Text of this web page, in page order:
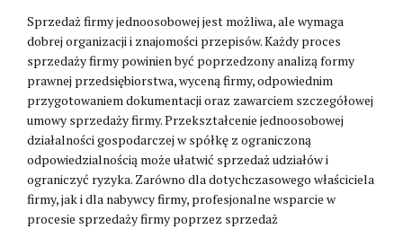
Sprzedaż firmy jednoosobowej jest możliwa, ale wymaga
dobrej organizacji i znajomości przepisów. Każdy proces
sprzedaży firmy powinien być poprzedzony analizą formy
prawnej przedsiębiorstwa, wyceną firmy, odpowiednim
przygotowaniem dokumentacji oraz zawarciem szczegółowej
umowy sprzedaży firmy. Przekształcenie jednoosobowej
działalności gospodarczej w spółkę z ograniczoną
odpowiedzialnością może ułatwić sprzedaż udziałów i
ograniczyć ryzyka. Zarówno dla dotychczasowego właściciela
firmy, jak i dla nabywcy firmy, profesjonalne wsparcie w
procesie sprzedaży firmy poprzez sprzedaż